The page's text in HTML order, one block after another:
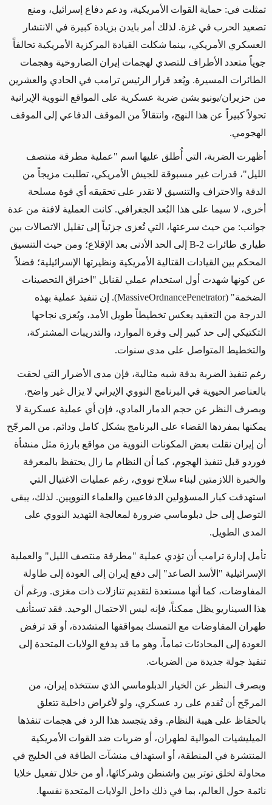
تمثلت في: حماية القوات الأمريكية، ودعم دفاع إسرائيل، ومنع
تصعيد الحرب في غزة. لذلك أمر بايدن بزيادة كبيرة في الانتشار
العسكري الأمريكي، بينما شكلت القيادة المركزية الأمريكية تحالفاً
جوياً متعدد الأطراف للتصدي لهجمات إيران الصاروخية وهجمات
الطائرات المسيرة. ويُعد قرار الرئيس ترامب في الحادي والعشرين
من حزيران/يونيو بشن ضربة عسكرية على المواقع النووية الإيرانية
تحولاً كبيراً عن هذا النهج، وانتقالاً من الموقف الدفاعي إلى الموقف
الهجومي.
أظهرت الضربة، التي أُطلق عليها اسم "عملية مطرقة منتصف
الليل"، قدرات غير مسبوقة للجيش الأمريكي، تطلبت مزيجاً من
الدقة والاحتراف والتنسيق لا تقدر على تحقيقه أي قوة مسلحة
أخرى، لا سيما على هذا البُعد الجغرافي. كانت العملية لافتة من عدة
جوانب: من حيث سرعتها، التي تُعزى جزئياً إلى تقليل الاتصالات بين
طياري طائرات B-2 إلى الحد الأدنى بعد الإقلاع؛ ومن حيث التنسيق
المحكم بين القيادات القتالية الأمريكية ونظيرتها الإسرائيلية؛ فضلاً
عن كونها شهدت أول استخدام عملي لقنابل "اختراق التحصينات
الضخمة" (MassiveOrdnancePenetrator). إن تنفيذ عملية بهذه
الدرجة من التعقيد يعكس تخطيطاً طويل الأمد، ويُعزى نجاحها
التكتيكي إلى حد كبير إلى وفرة الموارد، والتدريبات المشتركة،
والتخطيط المتواصل على مدى سنوات.
رغم تنفيذ الضربة بدقة شبه مثالية، فإن مدى الأضرار التي لحقت
بالعناصر الحيوية في البرنامج النووي الإيراني لا يزال غير واضح.
وبصرف النظر عن حجم الدمار المادي، فإن أي عملية عسكرية لا
يمكنها بمفردها القضاء على البرنامج بشكل كامل ودائم. من المرجّح
أن إيران نقلت بعض المكونات النووية من مواقع بارزة مثل منشأة
فوردو قبل تنفيذ الهجوم، كما أن النظام ما زال يحتفظ بالمعرفة
والخبرة اللازمتين لبناء سلاح نووي، رغم عمليات الاغتيال التي
استهدفت كبار المسؤولين الدفاعيين والعلماء النوويين. لذلك، يبقى
التوصل إلى حل دبلوماسي ضرورة لمعالجة التهديد النووي على
المدى الطويل.
تأمل إدارة ترامب أن تؤدي عملية "مطرقة منتصف الليل" والعملية
الإسرائيلية "الأسد الصاعد" إلى دفع إيران إلى العودة إلى طاولة
المفاوضات، كما أنها مستعدة لتقديم تنازلات ذات مغزى. ورغم أن
هذا السيناريو يظل ممكناً، فإنه ليس الاحتمال الوحيد. فقد تستأنف
طهران المفاوضات مع التمسك بمواقفها المتشددة، أو قد ترفض
العودة إلى المحادثات تماماً، وهو ما قد يدفع الولايات المتحدة إلى
تنفيذ جولة جديدة من الضربات.
وبصرف النظر عن الخيار الدبلوماسي الذي ستتخذه إيران، من
المرجّح أن تُقدم على رد عسكري، ولو لأغراض داخلية تتعلق
بالحفاظ على هيبة النظام. وقد يتجسد هذا الرد في هجمات تنفذها
الميليشيات الموالية لطهران، أو ضربات ضد القوات الأمريكية
المنتشرة في المنطقة، أو استهداف منشآت الطاقة في الخليج في
محاولة لخلق توتر بين واشنطن وشركائها، أو من خلال تفعيل خلايا
نائمة حول العالم، بما في ذلك داخل الولايات المتحدة نفسها.